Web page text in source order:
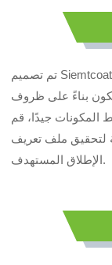
تم تصميم Siemtcoat® EM5502 خصيصًا لورق الطعام، PET، إلخ.
بناءً على ظروف
المكونات جيدًا، قم
لتحقيق ملف تعريف
الإطلاق المستهدف.